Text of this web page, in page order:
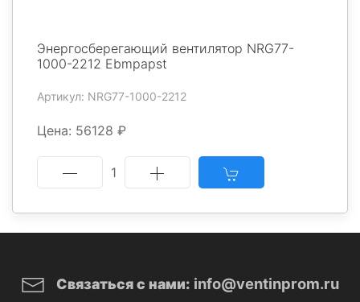
Энергосберегающий вентилятор NRG77-
1000-2212 Ebmpapst
Артикул: NRG77-1000-2212
Цена: 56128 ₽
1
Связаться с нами: info@ventinprom.ru